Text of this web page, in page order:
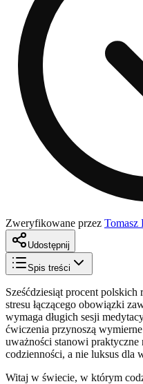
Zweryfikowane przez Tomasz
Udostępnij
Spis treści
Sześćdziesiąt procent
stresu łączącego obowiązki
wymaga długich sesji
ćwiczenia przynoszą
uważności stanowi praktyczne
codzienności, a nie luksus dla
Witaj w świecie, w którym